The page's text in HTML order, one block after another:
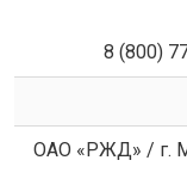
8 (800)
ОАО «РЖД» / г.